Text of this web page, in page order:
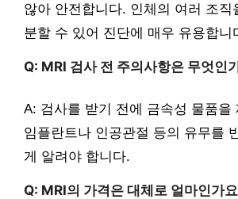
않아 안전합니다. 인체의 여러 조직
분할 수 있어 진단에 매우 유용합니
Q: MRI 검사 전 주의사항은 무엇인
A: 검사를 받기 전에 금속성 물품을
임플란트나 인공관절 등의 유무를
게 알려야 합니다.
Q: MRI의 가격은 대체로 얼마인가